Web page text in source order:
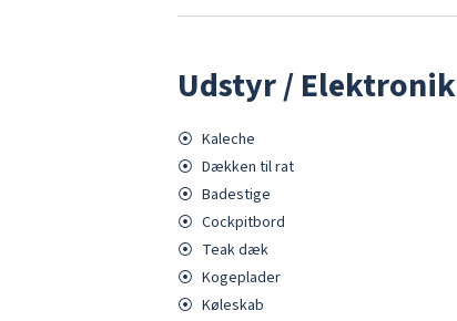
Udstyr / Elektronik
⦿ Kaleche
⦿ Dækken til rat
⦿ Badestige
⦿ Cockpitbord
⦿ Teak dæk
⦿ Kogeplader
⦿ Køleskab